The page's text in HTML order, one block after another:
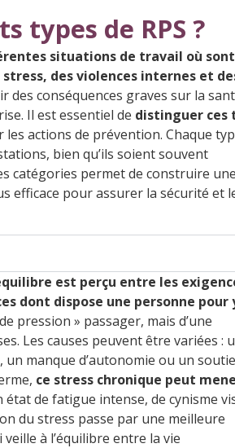
types de RPS ?
situations de travail où sont
des violences internes et
des conséquences graves sur la
Il est essentiel de distinguer ces
actions de prévention. Chaque
bien qu’ils soient souvent
catégories permet de construire une
efficace pour assurer la sécurité et
est perçu entre les
dont dispose une personne pour
pression » passager, mais d’une
Les causes peuvent être variées :
manque d’autonomie ou un
ce stress chronique peut
état de fatigue intense, de cynisme
du stress passe par une meilleure
à l’équilibre entre la vie